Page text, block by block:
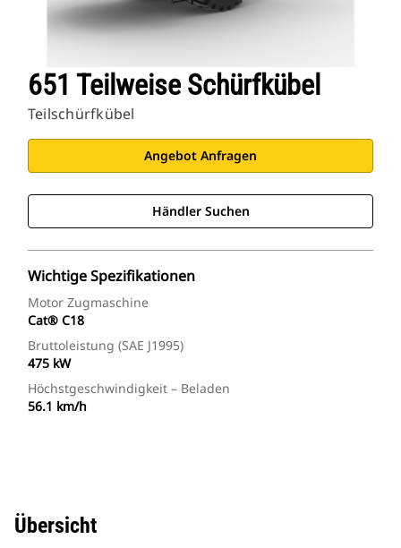
651 Teilweise Schürfkübel
Teilschürfkübel
Angebot Anfragen
Händler Suchen
Wichtige Spezifikationen
Motor Zugmaschine
Cat® C18
Bruttoleistung (SAE J1995)
475 kW
Höchstgeschwindigkeit – Beladen
56.1 km/h
Übersicht